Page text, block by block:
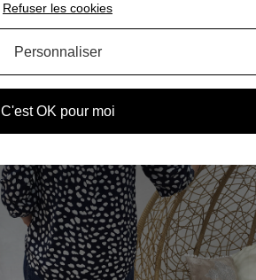
C'est OK pour moi
Refuser les cookies
Personnaliser